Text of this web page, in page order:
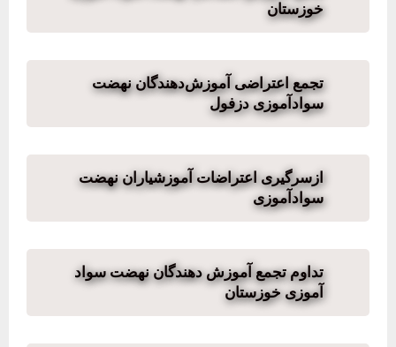
خوزستان
تجمع اعتراضی آموزش‌دهندگان نهضت
سوادآموزی دزفول
ازسرگیری اعتراضات آموزشیاران نهضت
سوادآموزی
تداوم تجمع آموزش دهندگان نهضت سواد
آموزی خوزستان